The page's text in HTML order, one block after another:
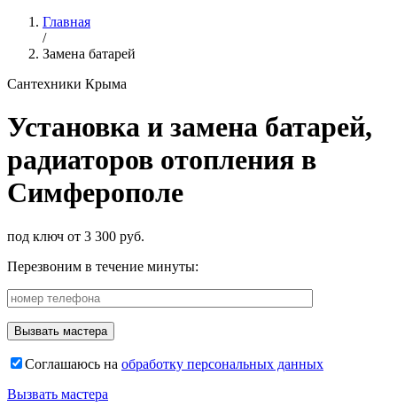
Главная
/
Замена батарей
Сантехники Крыма
Установка и замена батарей,
радиаторов отопления в
Симферополе
под ключ от 3 300 руб.
Перезвоним в течение минуты:
Соглашаюсь на обработку персональных данных
Вызвать мастера